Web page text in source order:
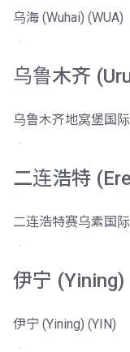
乌海 (Wuhai) (WUA)
乌鲁木齐
乌鲁木齐地窝堡国
二连浩特
二连浩特赛乌素国
伊宁 (Yining)
伊宁 (Yining) (YIN)